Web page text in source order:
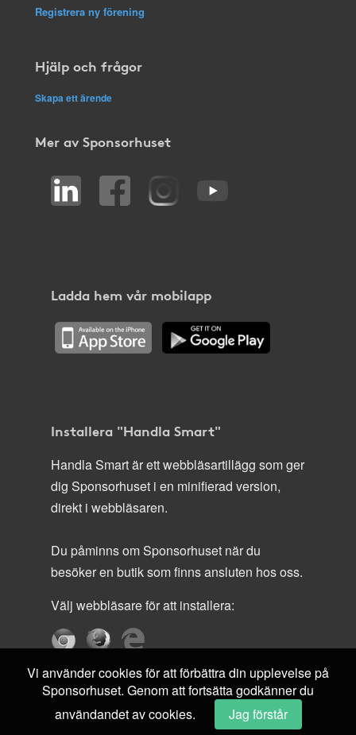
Registrera ny förening
Hjälp och frågor
Skapa ett ärende
Mer av Sponsorhuset
Ladda hem vår mobilapp
Installera "Handla Smart"
Handla Smart är ett webbläsartillägg som ger
dig Sponsorhuset i en minifierad version,
direkt i webbläsaren.
Du påminns om Sponsorhuset när du
besöker en butik som finns ansluten hos oss.
Välj webbläsare för att installera:
Vi använder cookies för att förbättra din upplevelse på
Sponsorhuset. Genom att fortsätta godkänner du
användandet av cookies.
Jag förstår